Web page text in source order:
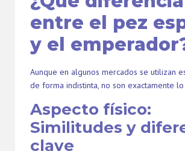
entre el pez
y el
Aunque en algunos mercados se utilizan
de forma indistinta, no son exactamente lo
Aspecto físico:
Similitudes y
clave